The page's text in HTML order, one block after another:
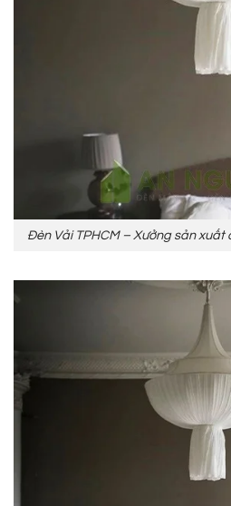
Đèn Vải TPHCM – Xưởng sản